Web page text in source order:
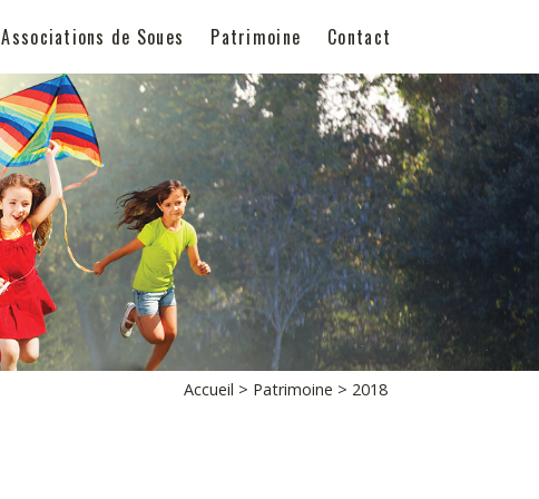
Associations de Soues Patrimoine Contact
Accueil > Patrimoine > 2018